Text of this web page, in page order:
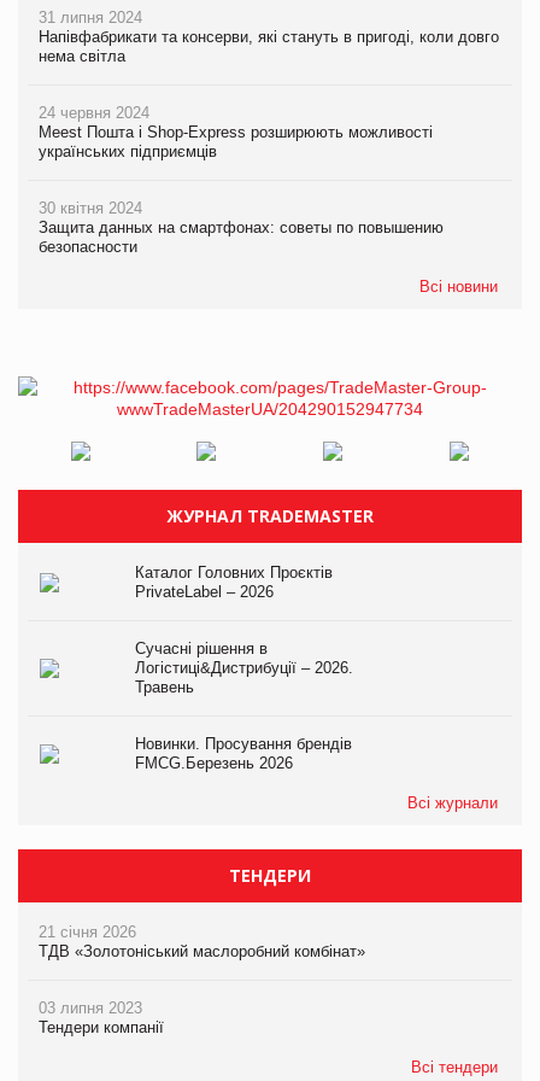
31 липня 2024
Напівфабрикати та консерви, які стануть в пригоді, коли довго
нема світла
24 червня 2024
Meest Пошта і Shop-Express розширюють можливості
українських підприємців
30 квітня 2024
Защита данных на смартфонах: советы по повышению
безопасности
Всі новини
ЖУРНАЛ TRADEMASTER
Каталог Головних Проєктів
PrivateLabel – 2026
Сучасні рішення в
Логістиці&Дистрибуції – 2026.
Травень
Новинки. Просування брендів
FMCG.Березень 2026
Всі журнали
ТЕНДЕРИ
21 січня 2026
ТДВ «Золотоніський маслоробний комбінат»
03 липня 2023
Тендери компанії
Всі тендери